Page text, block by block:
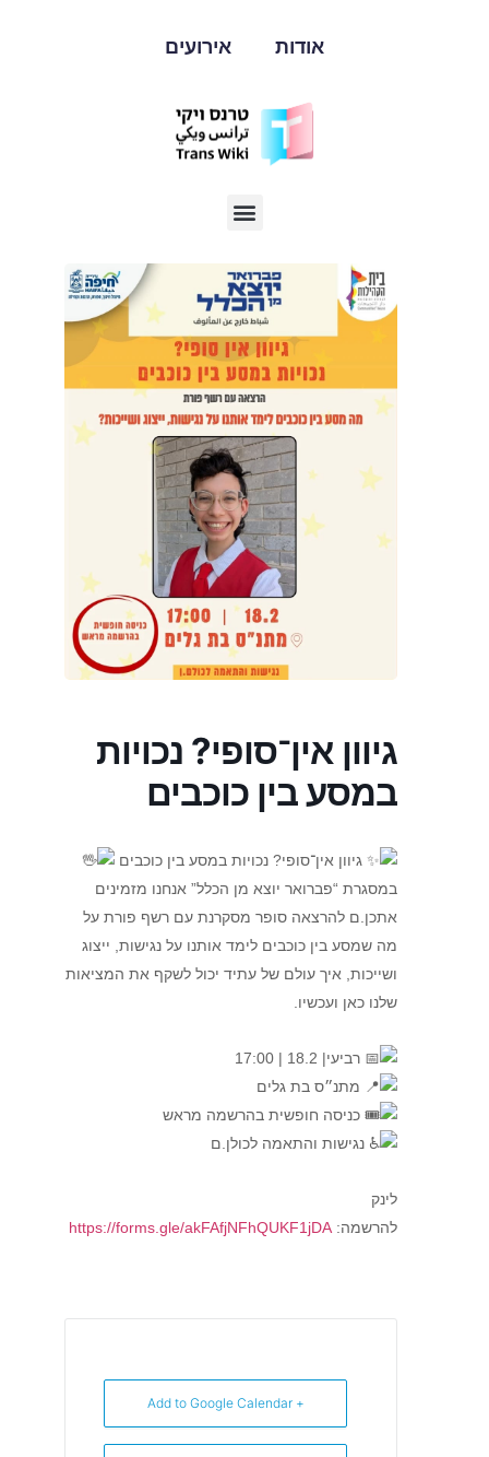
אודות אירועים
גיוון אין־סופי? נכויות
במסע בין כוכבים
גיוון אין־סופי? נכויות במסע בין כוכבים
במסגרת “פברואר יוצא מן הכלל” אנחנו מזמינים
אתכן.ם להרצאה סופר מסקרנת עם רשף פורת על
מה שמסע בין כוכבים לימד אותנו על נגישות, ייצוג
ושייכות, איך עולם של עתיד יכול לשקף את המציאות
שלנו כאן ועכשיו.
רביעי| 18.2 | 17:00
מתנ״ס בת גלים
כניסה חופשית בהרשמה מראש
נגישות והתאמה לכולן.ם
לינק
להרשמה: https://forms.gle/akFAfjNFhQUKF1jDA
+ Add to Google Calendar